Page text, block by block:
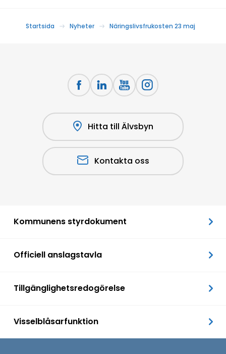
Startsida Nyheter Näringslivsfrukosten 23 maj
Hitta till Älvsbyn
Kontakta oss
Kommunens styrdokument
Officiell anslagstavla
Tillgänglighetsredogörelse
Visselblåsarfunktion